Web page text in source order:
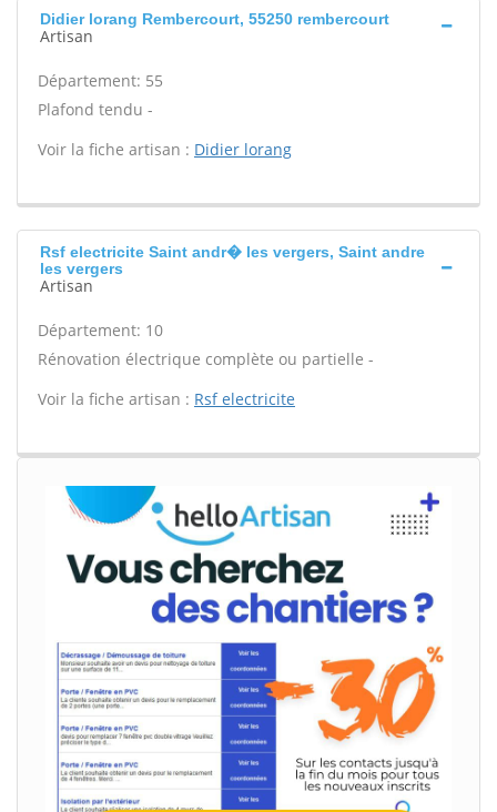
Didier lorang Rembercourt, 55250 rembercourt
Artisan
Département: 55
Plafond tendu -
Voir la fiche artisan : Didier lorang
Rsf electricite Saint andr� les vergers, Saint andre
les vergers
Artisan
Département: 10
Rénovation électrique complète ou partielle -
Voir la fiche artisan : Rsf electricite